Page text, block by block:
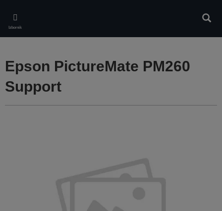
main
content
Izbornik
Epson PictureMate PM260
Support